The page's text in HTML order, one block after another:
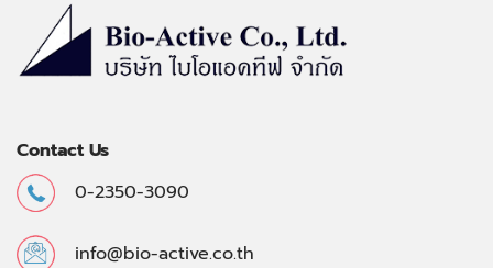
Contact Us
0-2350-3090
info@bio-active.co.th